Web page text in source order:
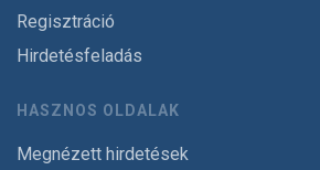
Regisztráció
Hirdetésfeladás
HASZNOS OLDALAK
Megnézett hirdetések